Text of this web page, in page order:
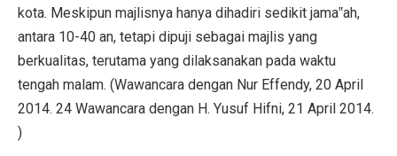
kota. Meskipun majlisnya hanya dihadiri sedikit jama‟ah,
antara 10-40 an, tetapi dipuji sebagai majlis yang
berkualitas, terutama yang dilaksanakan pada waktu
tengah malam. (Wawancara dengan Nur Effendy, 20 April
2014. 24 Wawancara dengan H. Yusuf Hifni, 21 April 2014.
)